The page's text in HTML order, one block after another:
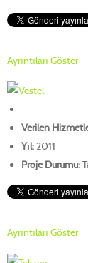
Ayrıntıları Göster
Verilen
Yıl:2011
Proje Durumu:
Ayrıntıları Göster